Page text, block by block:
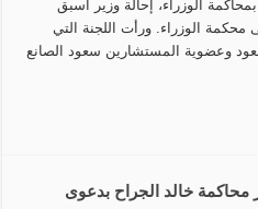
الوزراء، إحالة وزير أسبق
الوزراء. ورأت اللجنة التي
وعضوية المستشارين سعود الصانع
محاكمة خالد الجراح بدعوى